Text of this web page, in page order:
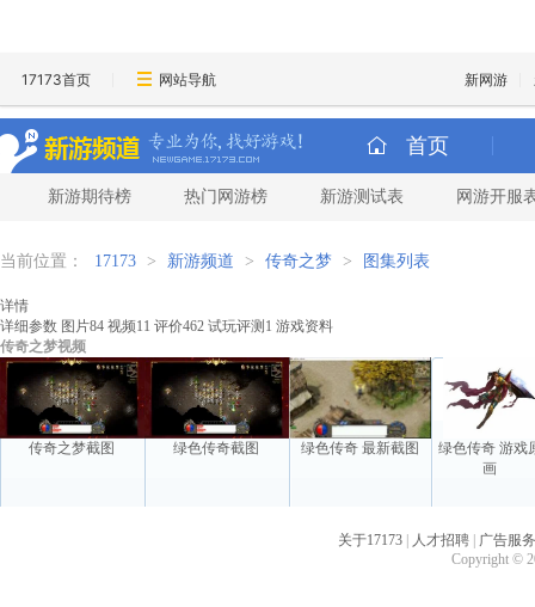
17173首页 网站导航 新网游
首页
新游期待榜 热门网游榜 新游测试表 网游开服
当前位置： 17173 > 新游频道 > 传奇之梦 > 图集列表
详情
详细参数 图片84 视频11 评价462 试玩评测 1 游戏资料
传奇之梦视频
传奇之梦截图 绿色传奇截图 绿色传奇 最新截图
绿色传奇 游戏
画
关于17173 人才招聘
广告服务
Copyright ©